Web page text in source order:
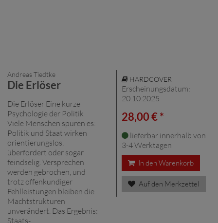
Andreas Tiedtke
Die Erlöser
Die Erlöser Eine kurze
Psychologie der Politik
Viele Menschen spüren es:
Politik und Staat wirken
orientierungslos,
überfordert oder sogar
feindselig. Versprechen
werden gebrochen, und
trotz offenkundiger
Fehlleistungen bleiben die
Machtstrukturen
unverändert. Das Ergebnis:
Staats- ...
HARDCOVER
Erscheinungsdatum:
20.10.2025
28,00 € *
lieferbar innerhalb von
3-4 Werktagen
In den Warenkorb
Auf den Merkzettel